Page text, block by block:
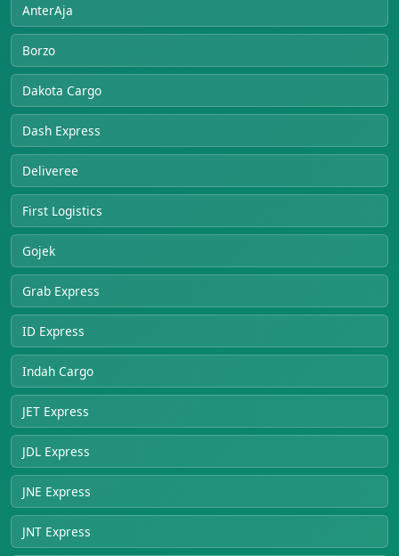
AnterAja
Borzo
Dakota Cargo
Dash Express
Deliveree
First Logistics
Gojek
Grab Express
ID Express
Indah Cargo
JET Express
JDL Express
JNE Express
JNT Express